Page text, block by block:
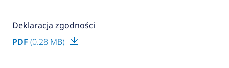
Deklaracja zgodności
PDF (0.28 MB)